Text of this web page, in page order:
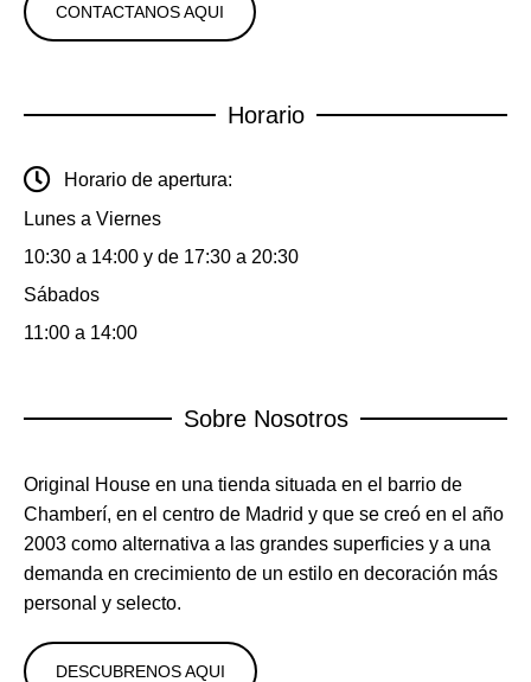
CONTACTANOS AQUI
Horario
Horario de apertura:
Lunes a Viernes
10:30 a 14:00 y de 17:30 a 20:30
Sábados
11:00 a 14:00
Sobre Nosotros
Original House en una tienda situada en el barrio de
Chamberí, en el centro de Madrid y que se creó en el año
2003 como alternativa a las grandes superficies y a una
demanda en crecimiento de un estilo en decoración más
personal y selecto.
DESCUBRENOS AQUI